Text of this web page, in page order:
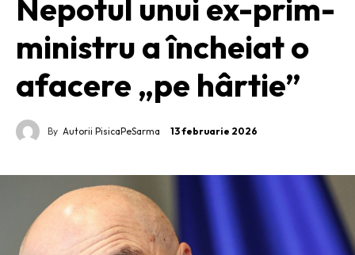
Nepotul unui ex-prim-
ministru a încheiat o
afacere „pe hârtie”
By Autorii PisicaPeSarma 13 februarie 2026